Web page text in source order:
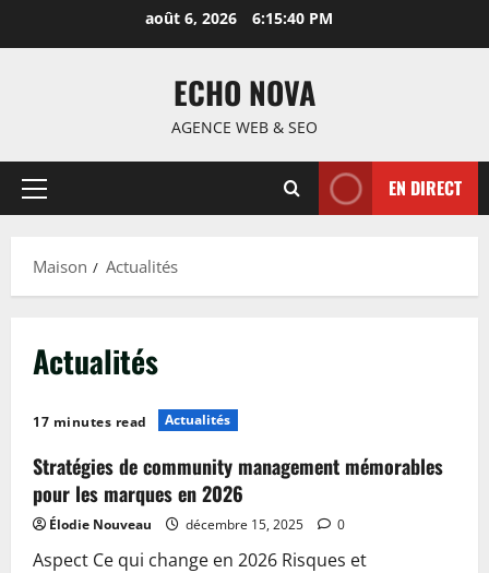
août 6, 2026 6:15:41 PM
ECHO NOVA
AGENCE WEB & SEO
Menu
EN DIRECT
Maison Actualités
Actualités
17 minutes read Actualités
Stratégies de community management mémorables
pour les marques en 2026
Élodie Nouveau décembre 15, 2025 0
Aspect Ce qui change en 2026 Risques et